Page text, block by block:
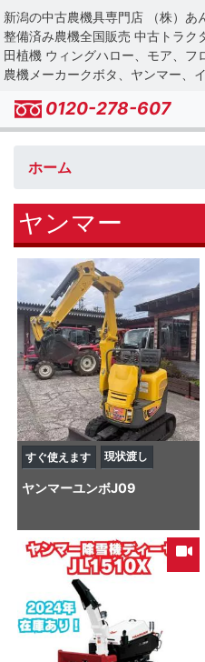
新潟の中古農機具専門店 （株）あ
整備済み農機全国販売 中古トラク
田植機 ウィングハロー、モア、フ
農機メーカークボタ、ヤンマー、
0120-278-607
ホーム
ヤンマー
すぐ使えます 現状渡し
ヤンマーユンボJ09